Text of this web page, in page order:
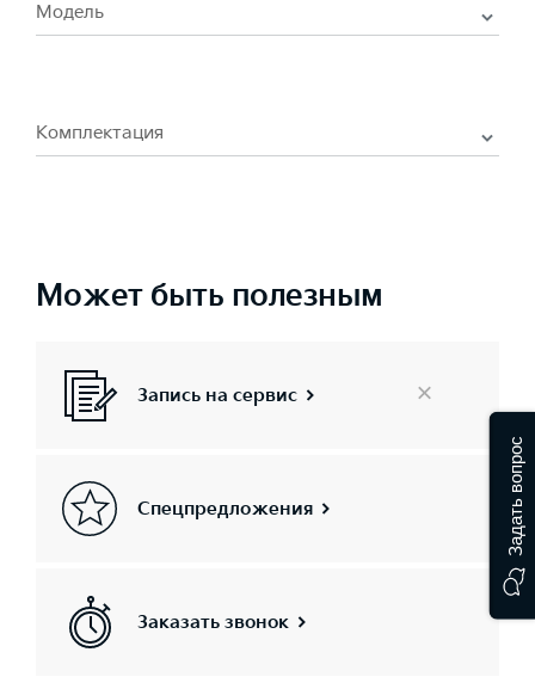
Модель
Комплектация
Может быть полезным
Запись на сервис
Спецпредложения
Заказать звонок
Задать вопрос
×